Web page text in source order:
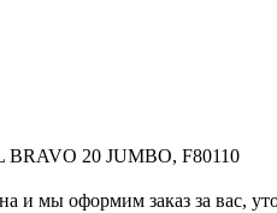
BRAVO 20 JUMBO, F80110
и мы оформим заказ за вас,